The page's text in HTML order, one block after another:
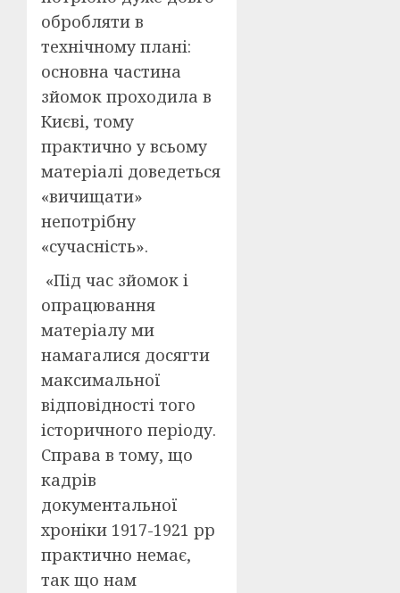
обробляти в
технічному плані:
основна частина
зйомок проходила в
Києві, тому
практично у всьому
матеріалі доведеться
«вичищати»
непотрібну
«сучасність».
«Під час зйомок і
опрацювання
матеріалу ми
намагалися досягти
максимальної
відповідності того
історичного періоду.
Справа в тому, що
кадрів
документальної
хроніки 1917-1921 рр
практично немає,
так що нам